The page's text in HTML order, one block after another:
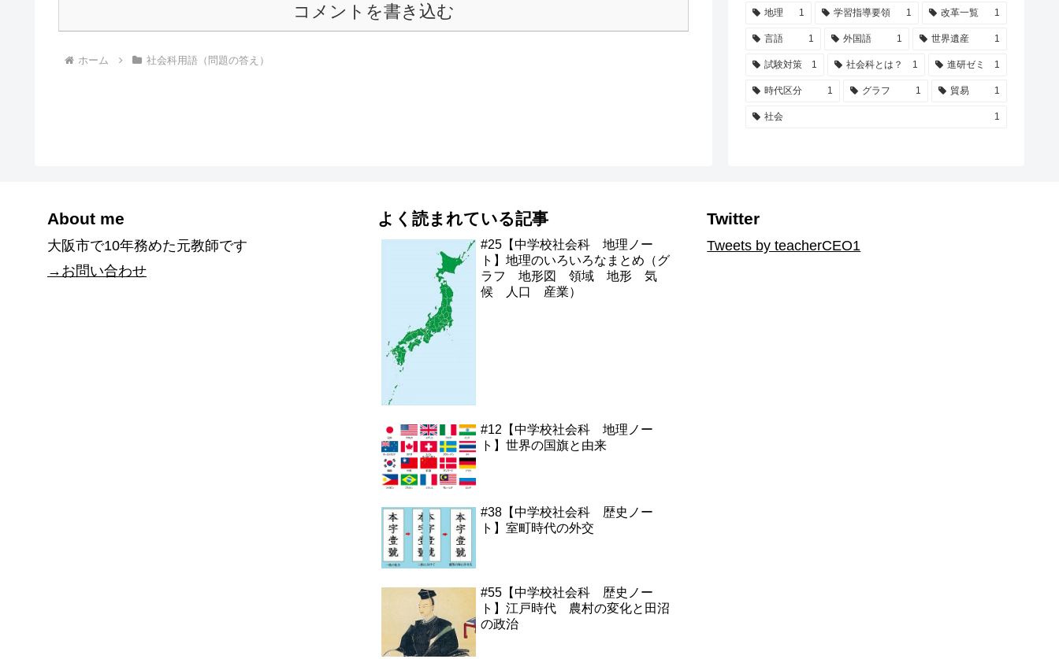
コメントを書き込む
ホーム 社会科用語（問題の答え）
地理 1 学習指導要領 1 改革一覧 1
言語 1 外国語 1 世界遺産 1
試験対策 1 社会科とは？ 1 進研ゼミ 1
時代区分 1 グラフ 1 貿易 1
社会 1
About me
大阪市で10年務めた元教師です
→お問い合わせ
よく読まれている記事
#25【中学校社会科 地理ノー
ト】地理のいろいろなまとめ（グ
ラフ 地形図 領域 地形 気
候 人口 産業）
#12【中学校社会科 地理ノー
ト】世界の国旗と由来
#38【中学校社会科 歴史ノー
ト】室町時代の外交
#55【中学校社会科 歴史ノー
ト】江戸時代 農村の変化と田沼
の政治
Twitter
Tweets by teacherCEO1